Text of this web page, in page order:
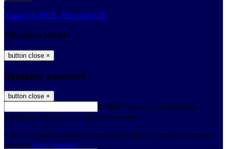
-
Entra con SPID Entra con CIE
Seleziona utente
button close ×
Recupero password
button close ×
E-mail Verrà inviato un messaggio
all'indirizzo indicato con le istruzioni necessarie.
Non hai una e-mail associata al nome utente? Effettua il reset della password
tramite la Login Spaggiari